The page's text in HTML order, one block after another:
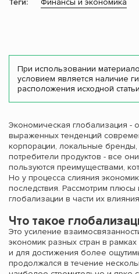
Теги:
Финансы и экономика
При использовании
условием является наличие
расположения исходной
Экономическая глобализация -
выраженных тенденций
корпорации, локальные бренды,
потребители продуктов - все
пользуются преимуществами,
Но у процесса слияния
последствия. Рассмотрим
глобализации в части их
Что такое
Это усиление
экономик разных стран в
и для достижения более
продолжался в течение